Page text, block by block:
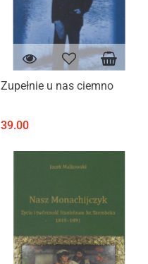
Zupełnie u nas ciemno
39.00